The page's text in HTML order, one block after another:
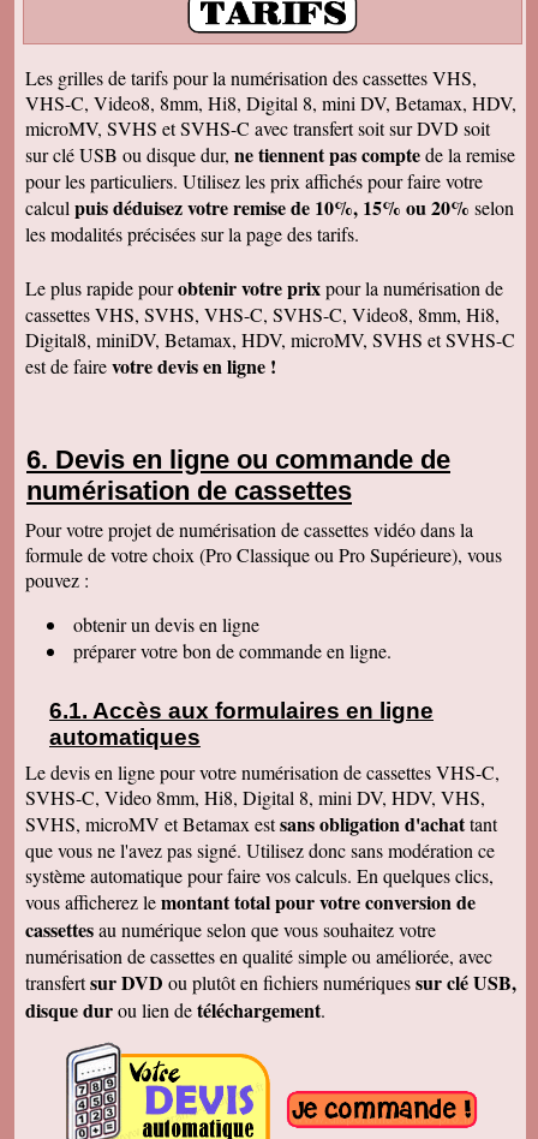
Le colis est effectivement arrivé le 24, la veille
de Noël, c'était parfait. Elle est très contente de
pouvoir passer à nouveau un moment avec ses
Encore merci pour votre efficacité. Je vous ferai
de la pub si l'occasion se présente ! Je vous
souhaite une bonne année avec beaucoup de
vidéos à transposer. Bien cordialement,
Séverine L
J'ai reçu le colis . Merci ça a l'air impeccable !
Bonnes fêtes et à très bientôt pour d'autres
travaux.
Fantastique. Encore merci. Je vous remercie
beaucoup de la rapidité avec laquelle vous avez
traité ma commande.
Anaïs H
J'ai bien reçu le colis. Merci pour votre travail.
Merci.
Bernard D
Hervé L
J'ai bien reçu le colis. Après visonnage de
Christophe M.
Nous avons bien reçu les K7 et le disque dur.
Nous sommes ravis et très émus de revoir tout
ce passé, ces images de nos filles petites, il y
a plus de 20 ans, et de notre mariage... Merci
infiniment. Bien cordialement PS / je ne
manquerai pas de recommander votre
entreprise.
J'ai bien reçu la K7 et les DVD, c'est parfait.
Merci
Cécile B.
J'ai bien reçu le DVD et le son est parfait. Je
vous remercie de vos efforts. Bien cordialement
Bernard D.
Bien reçu votre COLIS - Travail fénoménal que
j'ai eu peur d'entreprendre !!!!!!!!!!!!! Le disque
DUR et les CD/DVD fonctionnement
parfaitement ........ Je vais entreprendre
pour........ NOEL 3 copies. pour mes 3 enfants
de 1980 à ce jour . MERCI MERCI MERCI Je
vais communiquer vos coordonnées à mon
entourage...
Les grilles de tarifs pour la numérisation des cassettes VHS,
VHS-C, Video8, 8mm, Hi8, Digital 8, mini DV, Betamax, HDV,
microMV, SVHS et SVHS-C avec transfert soit sur DVD soit
sur clé USB ou disque dur, ne tiennent pas comptede la remise
pour les particuliers. Utilisez les prix affichés pour faire votre
calcul puis déduisez votre remise de 10%, 15% ou 20% selon
les modalités précisées sur la page des tarifs.
Le plus rapide pourobtenir votre prixpour la numérisation de
cassettes VHS, SVHS, VHS-C, SVHS-C, Video8, 8mm, Hi8,
Digital8, miniDV, Betamax, HDV, microMV, SVHS et SVHS-C
est de fairevotre devis en ligne !
Devis en ligne ou commande de
numérisation de cassettes
Pour votre projet de numérisation de cassettes vidéo dans la
formule de votre choix (Pro Classique ou Pro Supérieure), vous
pouvez :
obtenir un devis en ligne
préparer votre bon de commande en ligne.
Accès aux formulaires en ligne
automatiques
Le devis en ligne pour votre numérisation de cassettes VHS-C,
SVHS-C, Video 8mm, Hi8, Digital 8, mini DV, HDV, VHS,
SVHS, microMV et Betamax estsans obligation d'achattant
que vous ne l'avez pas signé. Utilisez donc sans modération ce
système automatique pour faire vos calculs. En quelques clics,
vous afficherez lemontant total pour votre conversion de
cassettesau numérique selon que vous souhaitez votre
numérisation de cassettes en qualité simple ou améliorée, avec
transfertsur DVD ou plutôt en fichiers numériquessur clé USB,
disque durou lien detéléchargement.